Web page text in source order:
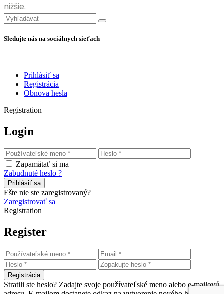
nižšie.
Search
for:
Sledujte nás na sociálnych sieťach
Prihlásiť sa
Registrácia
Obnova hesla
Registration
Login
Zapamätať si ma
Zabudnuté heslo ?
Prihlásiť sa
Ešte nie ste zaregistrovaný?
Zaregistrovať sa
Registration
Register
Registrácia
Stratili ste heslo? Zadajte svoje používateľské meno alebo e-mailovú